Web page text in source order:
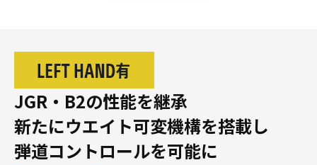
JGR・B2の性能を継承
新たにウエイト可変機構を搭載し
弾道コントロールを可能に